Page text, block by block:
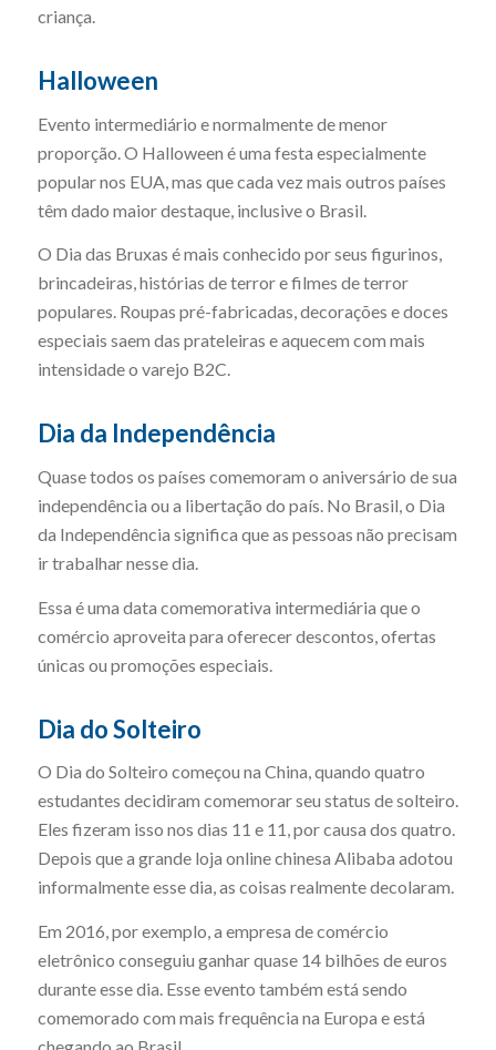
criança.
Halloween
Evento intermediário e normalmente de menor
proporção. O Halloween é uma festa especialmente
popular nos EUA, mas que cada vez mais outros países
têm dado maior destaque, inclusive o Brasil.
O Dia das Bruxas é mais conhecido por seus figurinos,
brincadeiras, histórias de terror e filmes de terror
populares. Roupas pré-fabricadas, decorações e doces
especiais saem das prateleiras e aquecem com mais
intensidade o varejo B2C.
Dia da Independência
Quase todos os países comemoram o aniversário de sua
independência ou a libertação do país. No Brasil, o Dia
da Independência significa que as pessoas não precisam
ir trabalhar nesse dia.
Essa é uma data comemorativa intermediária que o
comércio aproveita para oferecer descontos, ofertas
únicas ou promoções especiais.
Dia do Solteiro
O Dia do Solteiro começou na China, quando quatro
estudantes decidiram comemorar seu status de solteiro.
Eles fizeram isso nos dias 11 e 11, por causa dos quatro.
Depois que a grande loja online chinesa Alibaba adotou
informalmente esse dia, as coisas realmente decolaram.
Em 2016, por exemplo, a empresa de comércio
eletrônico conseguiu ganhar quase 14 bilhões de euros
durante esse dia. Esse evento também está sendo
comemorado com mais frequência na Europa e está